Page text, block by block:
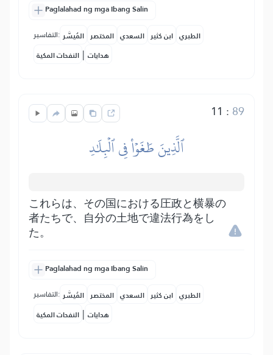
Paglalahad ng mga Ibang Salin
التفاسير: المُيسَّر المختصر السعدي ابن كثير الطبري
النفحات المكية | هدايات
11 : 89
ٱلَّذِينَ طَغَوۡاْ فِي ٱلۡبِلَٰدِ
これらは、その国における圧政と横暴の
者たちで、自分の土地で違法行為をし
た。
Paglalahad ng mga Ibang Salin
التفاسير: المُيسَّر المختصر السعدي ابن كثير الطبري
النفحات المكية | هدايات